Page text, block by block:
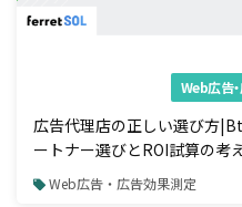
Web広告
広告代理店の正しい選び方
ートナー選びとROI試算の考
Web広告・広告効果測定